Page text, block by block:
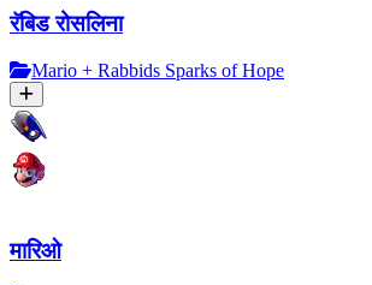
रॅबिड रोसलिना
Mario + Rabbids Sparks of Hope
मारिओ